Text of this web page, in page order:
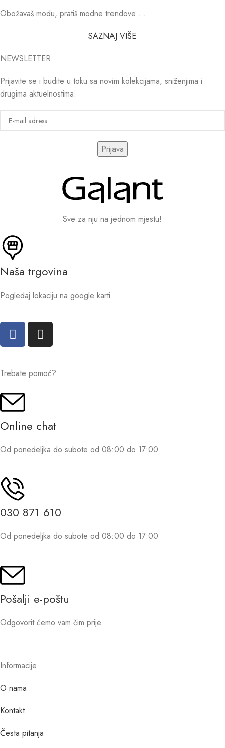
Obožavaš modu, pratiš modne trendove …
SAZNAJ VIŠE
NEWSLETTER
Prijavite se i budite u toku sa novim kolekcijama, sniženjima i
drugima aktuelnostima.
Sve za nju na jednom mjestu!
Naša trgovina
Pogledaj lokaciju na google karti
Trebate pomoć?
Online chat
Od ponedeljka do subote od 08:00 do 17:00
030 871 610
Od ponedeljka do subote od 08:00 do 17:00
Pošalji e-poštu
Odgovorit ćemo vam čim prije
Informacije
O nama
Kontakt
Česta pitanja